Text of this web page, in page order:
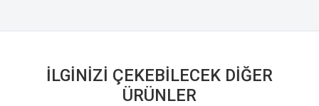
İLGINIZI ÇEKEBILECEK DIĞER
ÜRÜNLER